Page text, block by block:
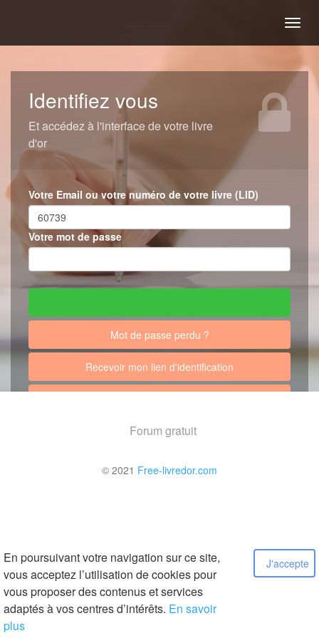
En poursuivant votre navigation sur ce site,
vous acceptez l’utilisation de cookies pour
vous proposer des contenus et services
adaptés à vos centres d’intérêts. En savoir
plus
J'accepte
Identifiez vous
Et accédez à l'interface de votre livre
d'or
Votre Email ou votre numéro de votre livre (LID)
Votre mot de passe
Mot de passe perdu ?
Recevoir mon lien d'identification
Forum gratuit
© 2021 Free-livredor.com